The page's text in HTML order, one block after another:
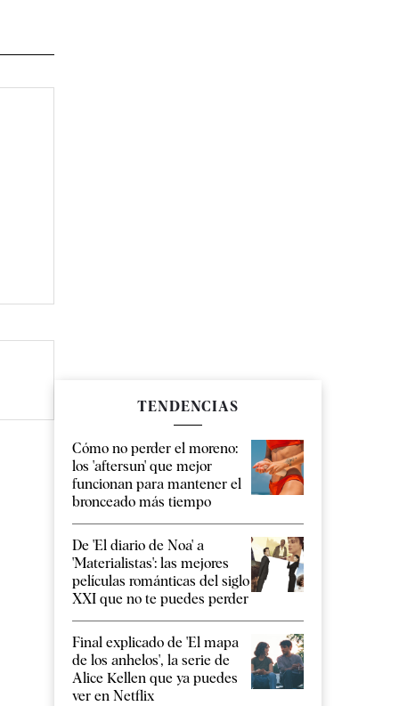
TENDENCIAS
Cómo no perder el moreno:
los 'aftersun' que mejor
funcionan para mantener el
bronceado más tiempo
De 'El diario de Noa' a
'Materialistas': las mejores
películas románticas del siglo
XXI que no te puedes perder
Final explicado de 'El mapa
de los anhelos', la serie de
Alice Kellen que ya puedes
ver en Netflix